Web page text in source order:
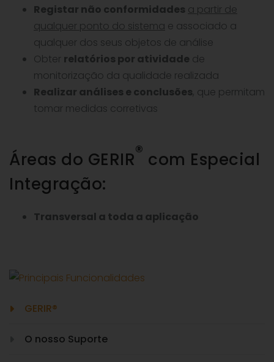
Registar não conformidades a partir de
qualquer ponto do sistema e associado a
qualquer dos seus objetos de análise
Obter relatórios por atividade de
monitorização da qualidade realizada
Realizar análises e conclusões, que permitam
tomar medidas corretivas
Áreas do GERIR® com Especial
Integração:
Transversal a toda a aplicação
GERIR®
O nosso Suporte